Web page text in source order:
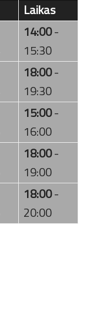
Laikas
14:00-
15:30
18:00-
19:30
15:00-
16:00
18:00-
19:00
18:00-
20:00